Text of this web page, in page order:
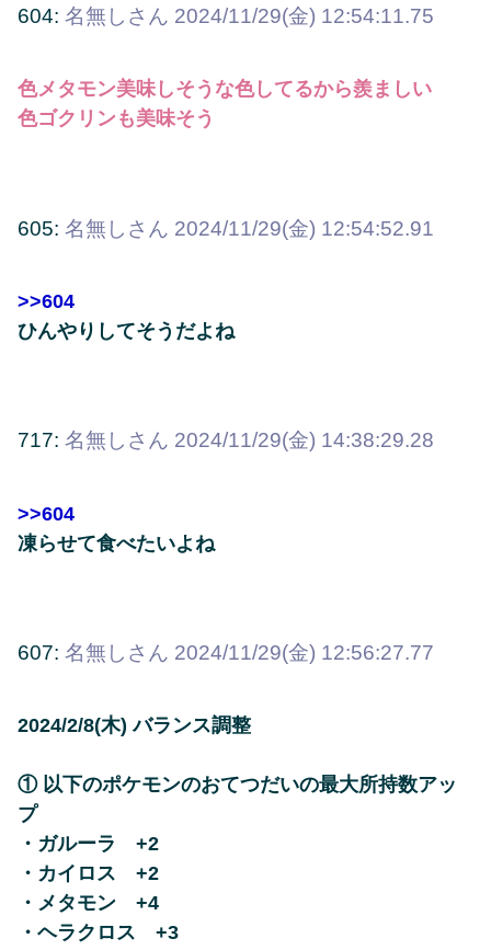
604: 名無しさん 2024/11/29(金) 12:54:11.75
色メタモン美味しそうな色してるから羨ましい
色ゴクリンも美味そう
605: 名無しさん 2024/11/29(金) 12:54:52.91
>>604
ひんやりしてそうだよね
717: 名無しさん 2024/11/29(金) 14:38:29.28
>>604
凍らせて食べたいよね
607: 名無しさん 2024/11/29(金) 12:56:27.77
2024/2/8(木) バランス調整
① 以下のポケモンのおてつだいの最大所持数アッ
プ
・ガルーラ +2
・カイロス +2
・メタモン +4
・ヘラクロス +3